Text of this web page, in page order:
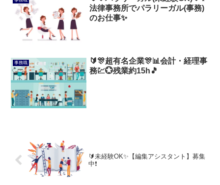
法律事務所でパラリーガル(事務)
のお仕事✨
事務職
🔰🎊超有名企業🎊📊会計・経理事
務💹💮残業約15h🎵
🔰未経験OK✨【編集アシスタント】募集
中❗